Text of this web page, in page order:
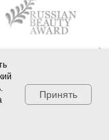
связи,
Принять